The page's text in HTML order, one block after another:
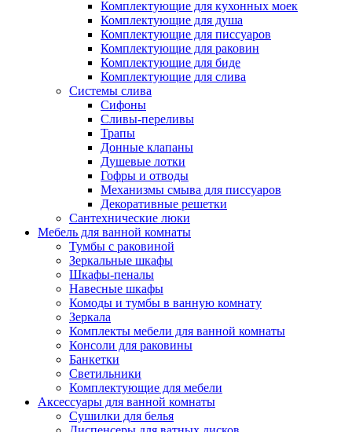
Комплектующие для кухонных моек
Комплектующие для душа
Комплектующие для писсуаров
Комплектующие для раковин
Комплектующие для биде
Комплектующие для слива
Системы слива
Сифоны
Сливы-переливы
Трапы
Донные клапаны
Душевые лотки
Гофры и отводы
Механизмы смыва для писсуаров
Декоративные решетки
Сантехнические люки
Мебель для ванной комнаты
Тумбы с раковиной
Зеркальные шкафы
Шкафы-пеналы
Навесные шкафы
Комоды и тумбы в ванную комнату
Зеркала
Комплекты мебели для ванной комнаты
Консоли для раковины
Банкетки
Светильники
Комплектующие для мебели
Аксессуары для ванной комнаты
Сушилки для белья